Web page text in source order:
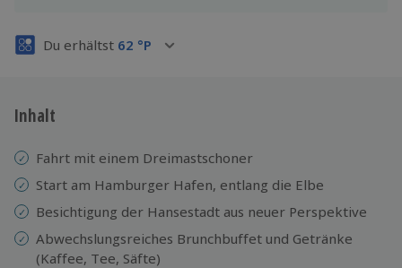
Du erhältst 62 °P
Inhalt
Fahrt mit einem Dreimastschoner
Start am Hamburger Hafen, entlang die Elbe
Besichtigung der Hansestadt aus neuer Perspektive
Abwechslungsreiches Brunchbuffet und Getränke
(Kaffee, Tee, Säfte)